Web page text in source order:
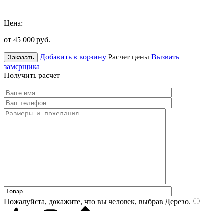
Цена:
от 45 000 руб.
Заказать Добавить в корзину Расчет цены Вызвать
замерщика
Получить расчет
Пожалуйста, докажите, что вы человек, выбрав Дерево.